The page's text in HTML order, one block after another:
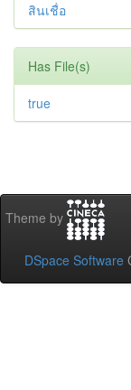
สินเชื่อ
Has File(s)
true
Theme by
DSpace Software